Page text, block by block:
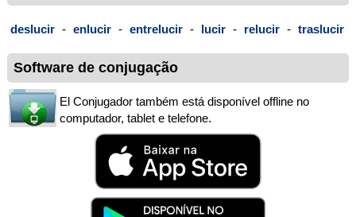
deslucir - enlucir - entrelucir - lucir - relucir - traslucir
Software de conjugação
El Conjugador também está disponível offline no
computador, tablet e telefone.